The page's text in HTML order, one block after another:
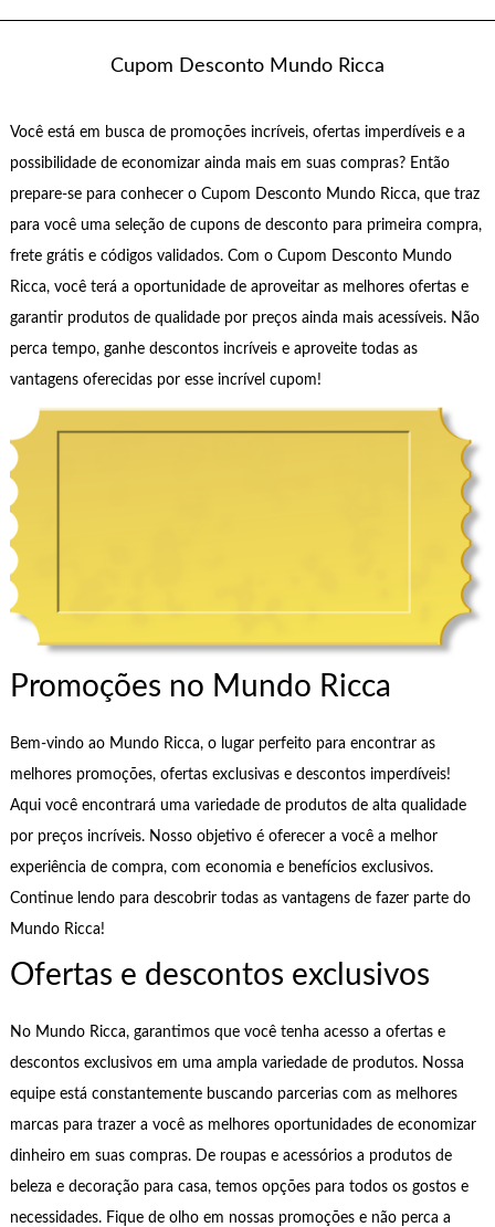
Cupom Desconto Mundo Ricca
Você está em busca de promoções incríveis, ofertas imperdíveis e a
possibilidade de economizar ainda mais em suas compras? Então
prepare-se para conhecer o Cupom Desconto Mundo Ricca, que traz
para você uma seleção de cupons de desconto para primeira compra,
frete grátis e códigos validados. Com o Cupom Desconto Mundo
Ricca, você terá a oportunidade de aproveitar as melhores ofertas e
garantir produtos de qualidade por preços ainda mais acessíveis. Não
perca tempo, ganhe descontos incríveis e aproveite todas as
vantagens oferecidas por esse incrível cupom!
Promoções no Mundo Ricca
Bem-vindo ao Mundo Ricca, o lugar perfeito para encontrar as
melhores promoções, ofertas exclusivas e descontos imperdíveis!
Aqui você encontrará uma variedade de produtos de alta qualidade
por preços incríveis. Nosso objetivo é oferecer a você a melhor
experiência de compra, com economia e benefícios exclusivos.
Continue lendo para descobrir todas as vantagens de fazer parte do
Mundo Ricca!
Ofertas e descontos exclusivos
No Mundo Ricca, garantimos que você tenha acesso a ofertas e
descontos exclusivos em uma ampla variedade de produtos. Nossa
equipe está constantemente buscando parcerias com as melhores
marcas para trazer a você as melhores oportunidades de economizar
dinheiro em suas compras. De roupas e acessórios a produtos de
beleza e decoração para casa, temos opções para todos os gostos e
necessidades. Fique de olho em nossas promoções e não perca a